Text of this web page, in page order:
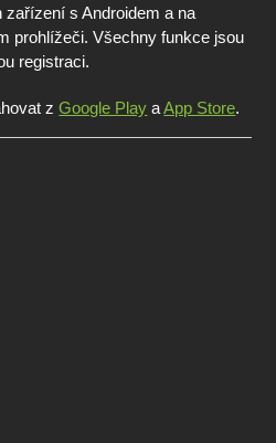
s Androidem a na
prohlížeči. Všechny funkce jsou
registraci.
zGoogle Play aApp Store.